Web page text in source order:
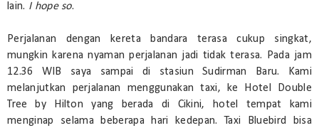
lain. I hope so.
Perjalanan dengan kereta bandara terasa cukup singkat,
mungkin karena nyaman perjalanan jadi tidak terasa. Pada jam
12.36 WIB saya sampai di stasiun Sudirman Baru. Kami
melanjutkan perjalanan menggunakan taxi, ke Hotel Double
Tree by Hilton yang berada di Cikini, hotel tempat kami
menginap selama beberapa hari kedepan. Taxi Bluebird bisa